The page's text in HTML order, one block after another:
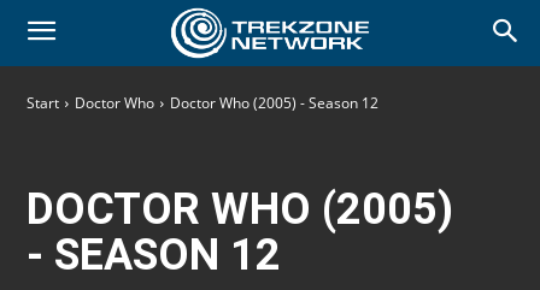
Start Doctor Who Doctor Who (2005) - Season 12
DOCTOR WHO (2005)
- SEASON 12